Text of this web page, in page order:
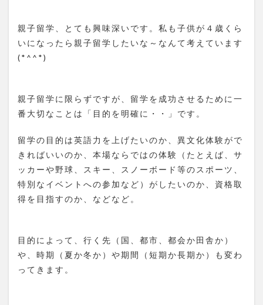
親子留学、とても興味深いです。私も子供が４歳くら
いになったら親子留学したいな～なんて考えています
(*^^*)
親子留学に限らずですが、留学を成功させるために一
番大切なことは「目的を明確に・・」です。
留学の目的は英語力を上げたいのか、異文化体験がで
きればいいのか、本場ならではの体験（たとえば、サ
ッカーや野球、スキー、スノーボード等のスポーツ、
特別なイベントへの参加など）がしたいのか、資格取
得を目指すのか、などなど。
目的によって、行く先（国、都市、都会か田舎か）
や、時期（夏か冬か）や期間（短期か長期か）も変わ
ってきます。